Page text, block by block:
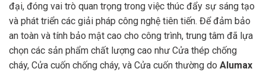
đại, đóng vai trò quan trọng trong việc thúc đẩy sự sáng tạo
và phát triển các giải pháp công nghệ tiên tiến. Để đảm bảo
an toàn và tính bảo mật cao cho công trình, trung tâm đã lựa
chọn các sản phẩm chất lượng cao như Cửa thép chống
cháy, Cửa cuốn chống cháy, và Cửa cuốn thường do Alumax